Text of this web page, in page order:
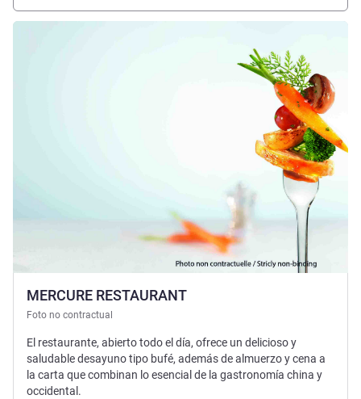
MERCURE RESTAURANT
Foto no contractual
Más información
El restaurante, abierto todo el día, ofrece un delicioso y
saludable desayuno tipo bufé, además de almuerzo y cena a
la carta que combinan lo esencial de la gastronomía china y
occidental.